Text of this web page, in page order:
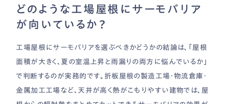
どのような工場屋根にサーモバリア
が向いているか？
工場屋根にサーモバリアを選ぶべきかどうかの結論は、「屋根
面積が大きく、夏の室温上昇と雨漏りの両方に悩んでいるか」
で判断するのが実務的です。折板屋根の製造工場・物流倉庫・
金属加工工場など、天井が高く熱がこもりやすい建物では、屋